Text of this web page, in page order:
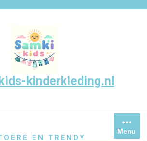
kinderkleding.nl
Menu
EN TRENDY